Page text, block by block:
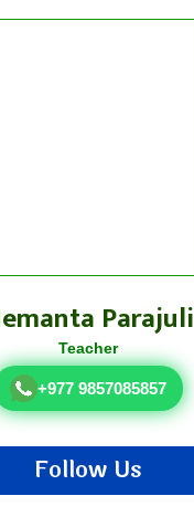
Parajuli
Teacher
+977 9857085857
Follow Us